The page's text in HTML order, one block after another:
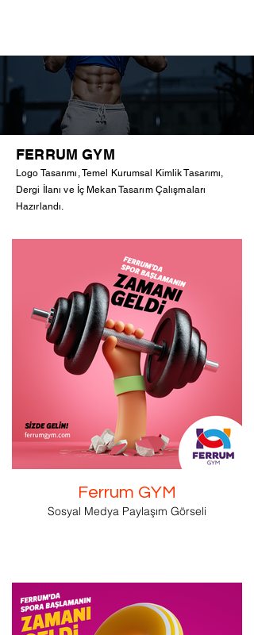
FERRUM GYM
Logo Tasarımı, Temel Kurumsal Kimlik Tasarımı,
Dergi İlanı ve İç Mekan Tasarım Çalışmaları
Hazırlandı.
Ferrum GYM
Sosyal Medya Paylaşım Görseli